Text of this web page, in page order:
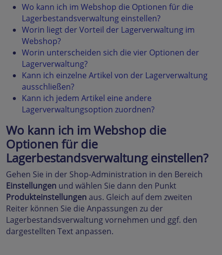
Wo kann ich im Webshop die Optionen für die
Lagerbestandsverwaltung einstellen?
Worin liegt der Vorteil der Lagerverwaltung im
Webshop?
Worin unterscheiden sich die vier Optionen der
Lagerverwaltung?
Kann ich einzelne Artikel von der Lagerverwaltung
ausschließen?
Kann ich jedem Artikel eine andere
Lagerverwaltungsoption zuordnen?
Wo kann ich im Webshop die
Optionen für die
Lagerbestandsverwaltung einstellen?
Gehen Sie in der Shop-Administration in den Bereich
Einstellungen und wählen Sie dann den Punkt
Produkteinstellungen aus. Gleich auf dem zweiten
Reiter können Sie die Anpassungen zu der
Lagerbestandsverwaltung vornehmen und ggf. den
dargestellten Text anpassen.